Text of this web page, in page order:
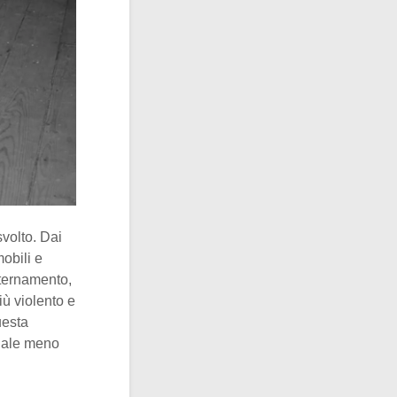
Dai
e
violento e
meno